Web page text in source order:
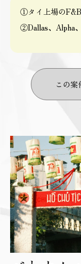
①タイ上場の
②Dallas、Alpha
この